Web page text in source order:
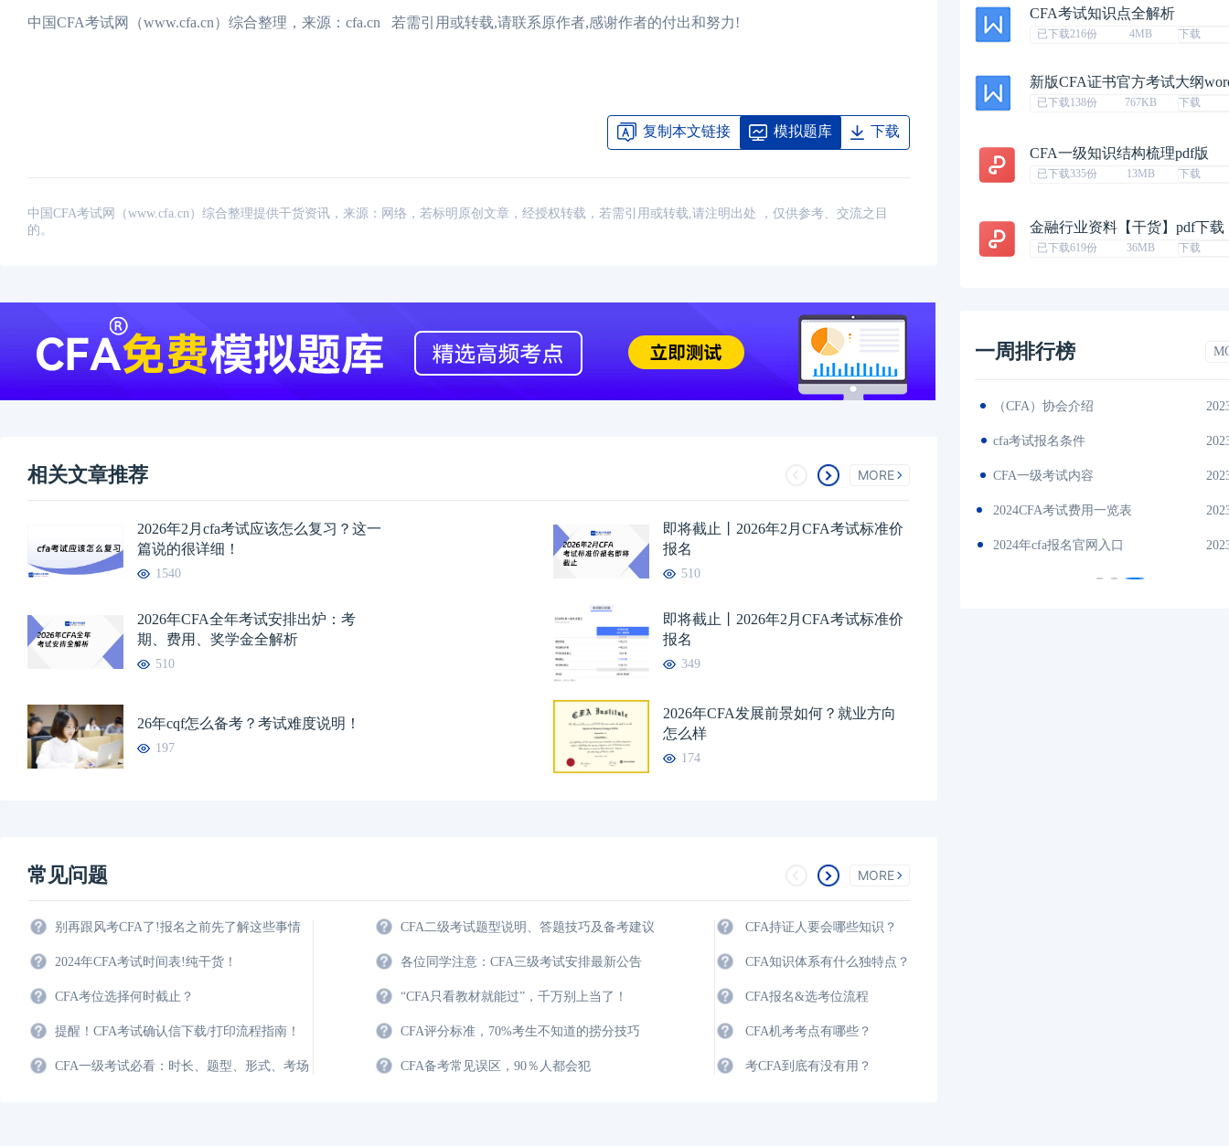
中国CFA考试网（www.cfa.cn）综合整理，来源：cfa.cn 若需引用或转载,请联系原作者,感谢作者的付出和努力!
复制本文链接 模拟题库 下载
中国CFA考试网（www.cfa.cn）综合整理提供干货资讯，来源：网络，若标明原创文章，经授权转载，若需引用或转载,请注明出处 ，仅供参考、交流之目
的。
相关文章推荐 MORE
2026年2月cfa考试应该怎么复习？这一
篇说的很详细！
1540
即将截止丨2026年2月CFA考试标准价
报名
510
2026年CFA全年考试安排出炉：考
期、费用、奖学金全解析
510
即将截止丨2026年2月CFA考试标准价
报名
349
26年cqf怎么备考？考试难度说明！
197
2026年CFA发展前景如何？就业方向
怎么样
174
常见问题 MORE
别再跟风考CFA了!报名之前先了解这些事情
2024年CFA考试时间表!纯干货！
CFA考位选择何时截止？
提醒！CFA考试确认信下载/打印流程指南！
CFA一级考试必看：时长、题型、形式、考场
CFA二级考试题型说明、答题技巧及备考建议
各位同学注意：CFA三级考试安排最新公告
“CFA只看教材就能过”，千万别上当了！
CFA评分标准，70%考生不知道的捞分技巧
CFA备考常见误区，90％人都会犯
CFA持证人要会哪些知识？
CFA知识体系有什么独特点？
CFA报名&选考位流程
CFA机考考点有哪些？
考CFA到底有没有用？
CFA考试知识点全解析
已下载216份 4MB 下载
新版CFA证书官方考试大纲
已下载138份 767KB 下载
CFA一级知识结构梳理pdf版
已下载335份 13MB 下载
金融行业资料【干货】pdf下载
已下载619份 36MB 下载
一周排行榜
2023-11-17
2024年CFA报名时间汇总
（CFA）协会介绍
cfa考试报名条件
CFA一级考试内容
2024CFA考试费用一览表
2024年cfa报名官网入口